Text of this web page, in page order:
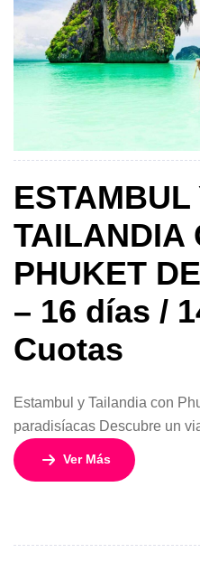
ESTAMBUL
TAILANDIA
PHUKET
– 16 días /
Cuotas
Estambul y Tailandia con
paradisíacas Descubre un
magia de Turquía con los
en este espectacular
mercados tradicionales y
Ver Más